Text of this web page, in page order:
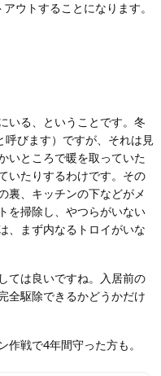
ウトすることになります。
いる、ということです。冬
呼びます）ですが、それは見
いところで暖を取っていた
いたりするわけです。その
裏、キッチンの下などがメ
を掃除し、やつらがいない
、まず内なるトロイがいな
ては良いですね。入居前の
全駆除できるかどうかだけ
戦で4年間守った方も。